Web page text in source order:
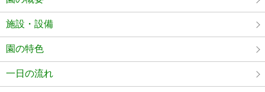
施設・設備
園の特色
一日の流れ